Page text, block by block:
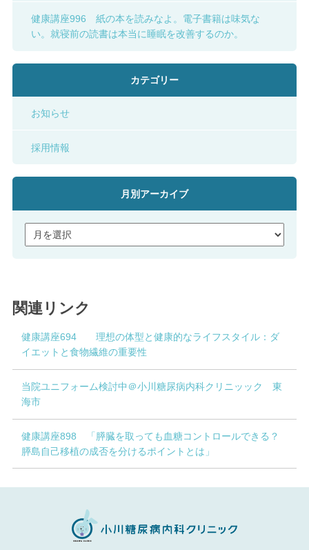
健康講座996 紙の本を読みなよ。電子書籍は味気な
い。就寝前の読書は本当に睡眠を改善するのか。
カテゴリー
お知らせ
採用情報
月別アーカイブ
関連リンク
健康講座694 理想の体型と健康的なライフスタイル：ダ
イエットと食物繊維の重要性
当院ユニフォーム検討中＠小川糖尿病内科クリニッック 東
海市
健康講座898 「膵臓を取っても血糖コントロールできる？
膵島自己移植の成否を分けるポイントとは」